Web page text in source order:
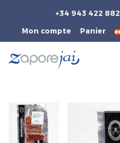
+34 943 422 882
Mon compte Panier